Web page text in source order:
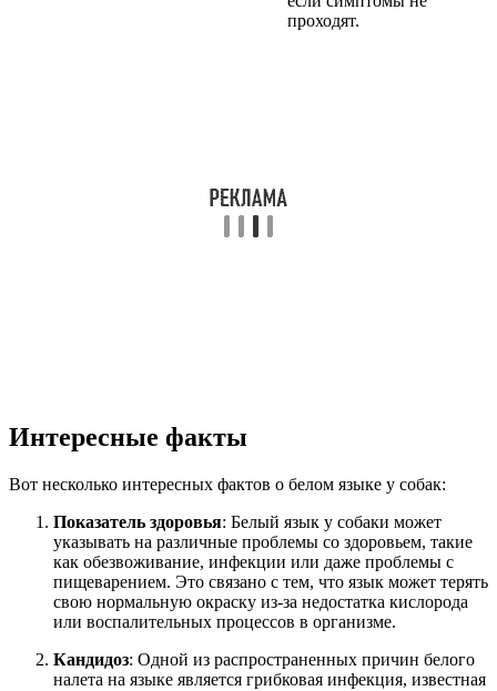
проходят.
Интересные факты
Вот несколько интересных фактов о белом языке у собак:
Показатель здоровья: Белый язык у собаки может
указывать на различные проблемы со здоровьем, такие
как обезвоживание, инфекции или даже проблемы с
пищеварением. Это связано с тем, что язык может терять
свою нормальную окраску из-за недостатка кислорода
или воспалительных процессов в организме.
Кандидоз: Одной из распространенных причин белого
налета на языке является грибковая инфекция, известная